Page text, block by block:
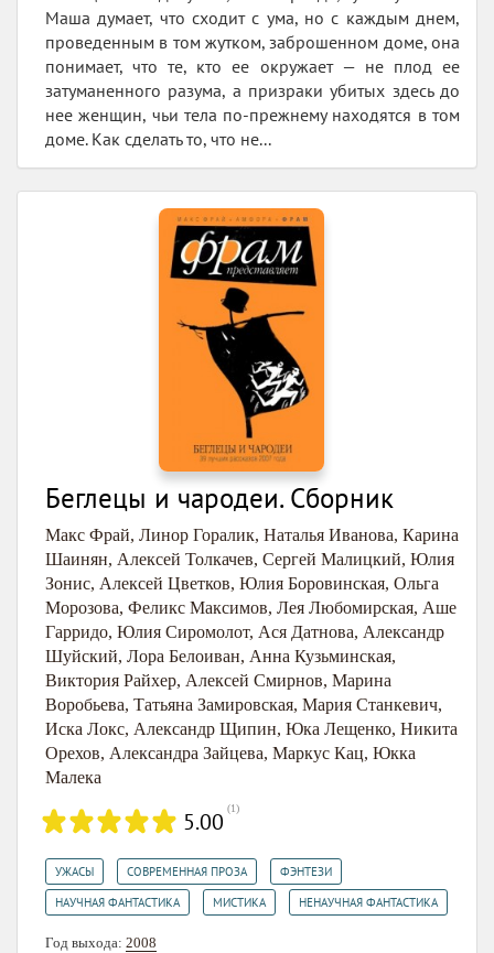
Маша думает, что сходит с ума, но с каждым днем,
проведенным в том жутком, заброшенном доме, она
понимает, что те, кто ее окружает — не плод ее
затуманенного разума, а призраки убитых здесь до
нее женщин, чьи тела по-прежнему находятся в том
доме. Как сделать то, что не...
Беглецы и чародеи. Сборник
Макс Фрай, Линор Горалик, Наталья Иванова, Карина
Шаинян, Алексей Толкачев, Сергей Малицкий, Юлия
Зонис, Алексей Цветков, Юлия Боровинская, Ольга
Морозова, Феликс Максимов, Лея Любомирская, Аше
Гарридо, Юлия Сиромолот, Ася Датнова, Александр
Шуйский, Лора Белоиван, Анна Кузьминская,
Виктория Райхер, Алексей Смирнов, Марина
Воробьева, Татьяна Замировская, Мария Станкевич,
Иска Локс, Александр Щипин, Юка Лещенко, Никита
Орехов, Александра Зайцева, Маркус Кац, Юкка
Малека
5.00 (1)
УЖАСЫ СОВРЕМЕННАЯ ПРОЗА ФЭНТЕЗИ
НАУЧНАЯ ФАНТАСТИКА МИСТИКА НЕНАУЧНАЯ ФАНТАСТИКА
Год выхода: 2008